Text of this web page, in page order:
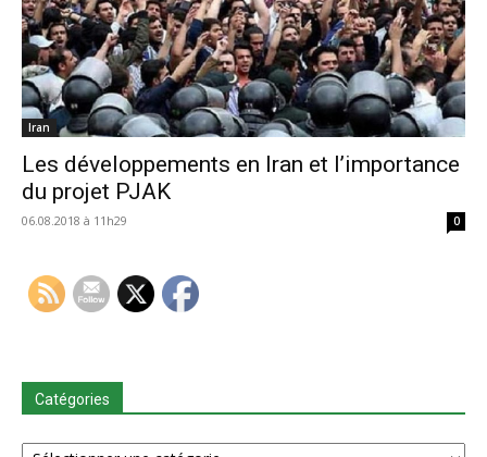
Iran
Les développements en Iran et l’importance
du projet PJAK
06.08.2018 à 11h29 0
Catégories
Catégories